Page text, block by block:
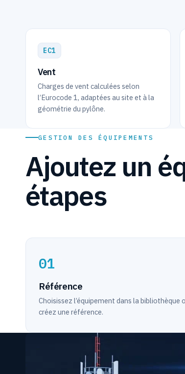
EC1
Vent
Charges de vent calculées selon
l’Eurocode 1, adaptées au site et à la
géométrie du pylône.
GESTION DES ÉQUIPEMENTS
Ajoutez un
étapes
01
Référence
Choisissez l’équipement dans la bibliothèque
créez une référence.